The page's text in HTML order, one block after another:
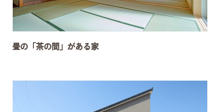
畳の「茶の間」がある家